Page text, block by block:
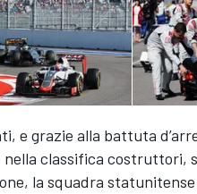
e grazie alla battuta
classifica costruttori,
la squadra